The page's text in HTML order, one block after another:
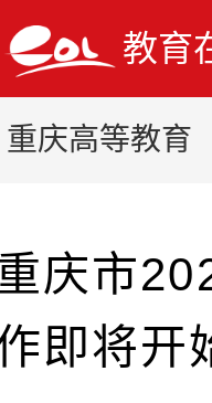
教育
重庆高等教育
庆市
即将开